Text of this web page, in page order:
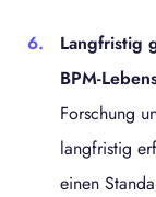
Langfristig
BPM-
Forschung
langfristig
einen